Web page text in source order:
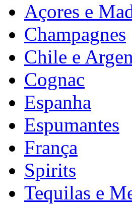
Açores e
Champagnes
Chile e
Cognac
Espanha
Espumantes
França
Spirits
Tequilas e